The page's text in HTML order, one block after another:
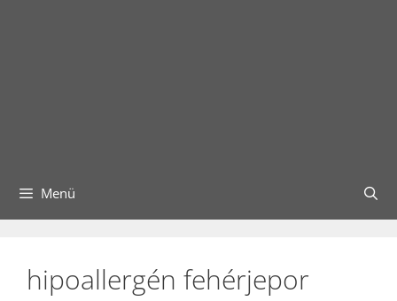
Menü
hipoallergén fehérjepor